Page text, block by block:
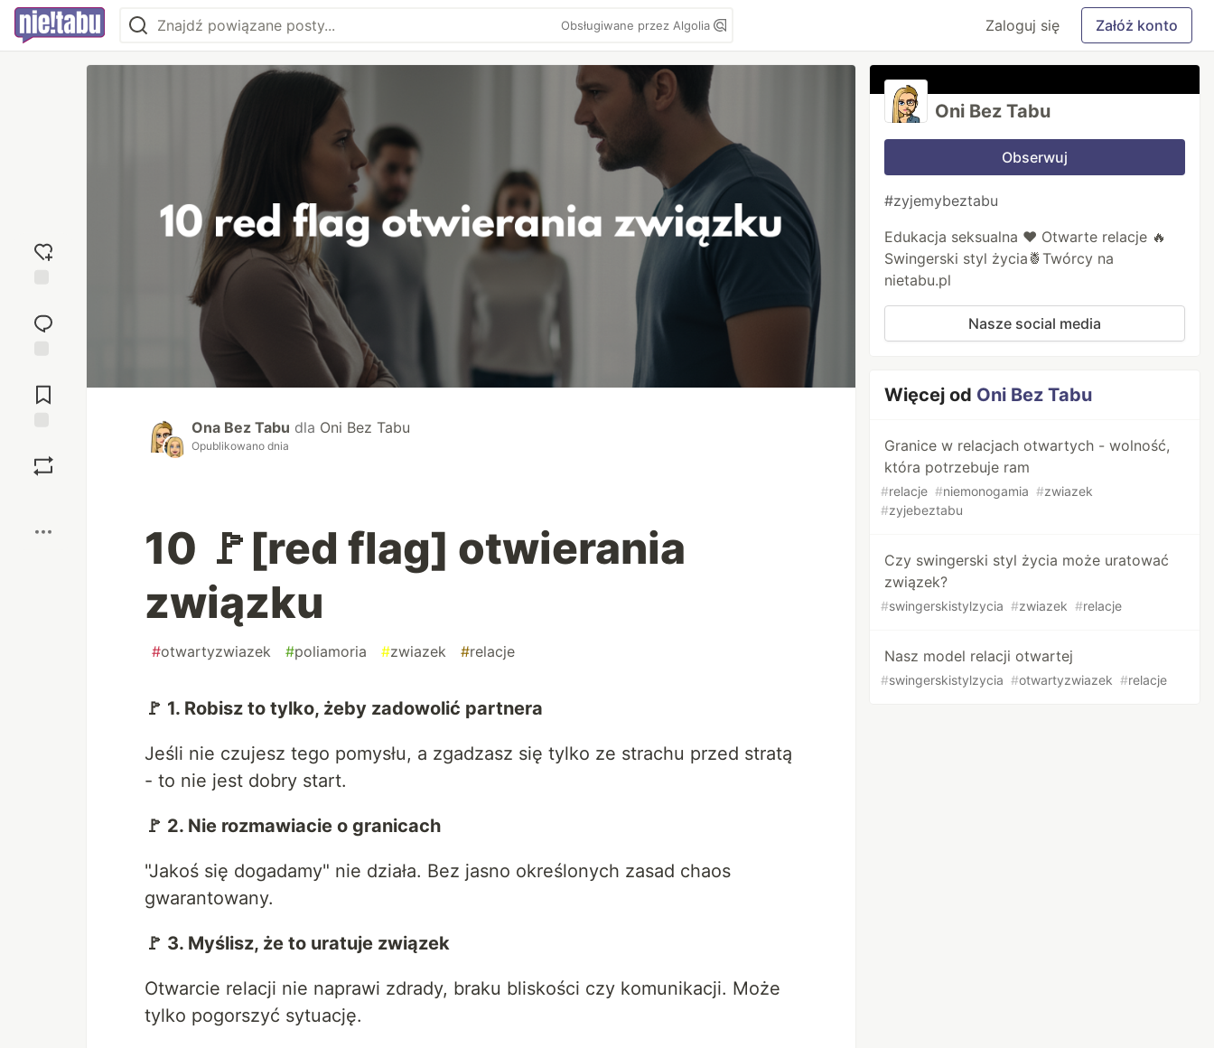
Obsługiwane przez Algolia Zaloguj się Załóż konto
reakcję
komentarzy
Ona Bez Tabu dla Oni Bez Tabu
Opublikowano dnia
10 🚩[red flag] otwierania
związku
#otwartyzwiazek #poliamoria #zwiazek #relacje
🚩 1. Robisz to tylko, żeby zadowolić partnera
Jeśli nie czujesz tego pomysłu, a zgadzasz się tylko ze strachu przed stratą
- to nie jest dobry start.
🚩 2. Nie rozmawiacie o granicach
"Jakoś się dogadamy" nie działa. Bez jasno określonych zasad chaos
gwarantowany.
🚩 3. Myślisz, że to uratuje związek
Otwarcie relacji nie naprawi zdrady, braku bliskości czy komunikacji. Może
tylko pogorszyć sytuację.
Oni Bez Tabu
Obserwuj
#zyjemybeztabu
Edukacja seksualna ❤️ Otwarte relacje 🔥
Swingerski styl życia🍍Twórcy na
nietabu.pl
Nasze social media
Więcej od Oni Bez Tabu
Granice w relacjach otwartych - wolność,
która potrzebuje ram
#relacje #niemonogamia #zwiazek
#zyjebeztabu
Czy swingerski styl życia może uratować
związek?
#swingerskistylzycia #zwiazek #relacje
Nasz model relacji otwartej
#swingerskistylzycia #otwartyzwiazek #relacje